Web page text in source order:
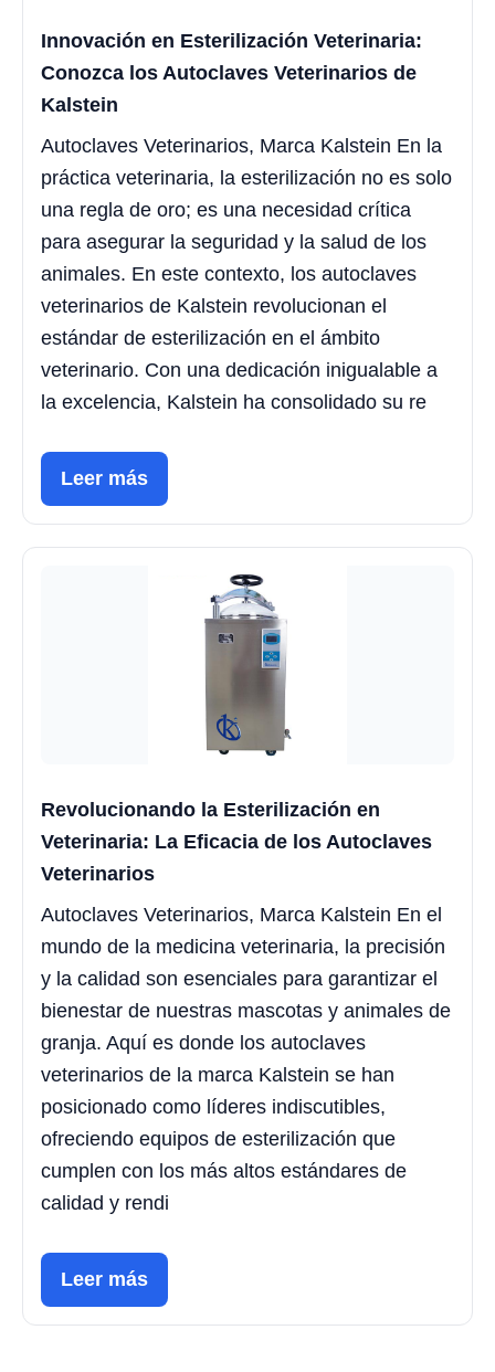
Innovación en Esterilización Veterinaria:
Conozca los Autoclaves Veterinarios de
Kalstein
Autoclaves Veterinarios, Marca Kalstein En la
práctica veterinaria, la esterilización no es solo
una regla de oro; es una necesidad crítica
para asegurar la seguridad y la salud de los
animales. En este contexto, los autoclaves
veterinarios de Kalstein revolucionan el
estándar de esterilización en el ámbito
veterinario. Con una dedicación inigualable a
la excelencia, Kalstein ha consolidado su re
Leer más
Revolucionando la Esterilización en
Veterinaria: La Eficacia de los Autoclaves
Veterinarios
Autoclaves Veterinarios, Marca Kalstein En el
mundo de la medicina veterinaria, la precisión
y la calidad son esenciales para garantizar el
bienestar de nuestras mascotas y animales de
granja. Aquí es donde los autoclaves
veterinarios de la marca Kalstein se han
posicionado como líderes indiscutibles,
ofreciendo equipos de esterilización que
cumplen con los más altos estándares de
calidad y rendi
Leer más